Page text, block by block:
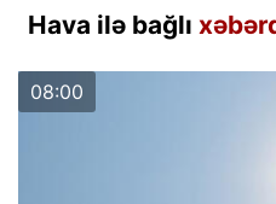
Hava ilə bağlı
08:00